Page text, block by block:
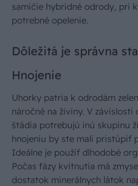
samičie hybridné odrody, pri
potrebné opelenie.
Dôležitá je správna
Hnojenie
Uhorky patria k odrodám
náročné na živiny. V závislosti
štádia potrebujú inú skupinu
hnojeniu by ste mali pristúpiť
Ideálne je použiť dlhodobé
Počas fázy kvitnutia má
dostatok minerálnych látok